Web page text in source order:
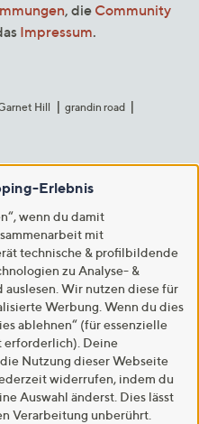
, die Community
Impressum.
Hill
grandin road
Erlebnis
wenn du damit
mit
technische & profilbildende
zu Analyse- &
Wir nutzen diese für
Werbung. Wenn du dies
ablehnen“ (für essenzielle
erforderlich). Deine
Nutzung dieser Webseite
widerrufen, indem du
Auswahl änderst. Dies lässt
Verarbeitung unberührt.